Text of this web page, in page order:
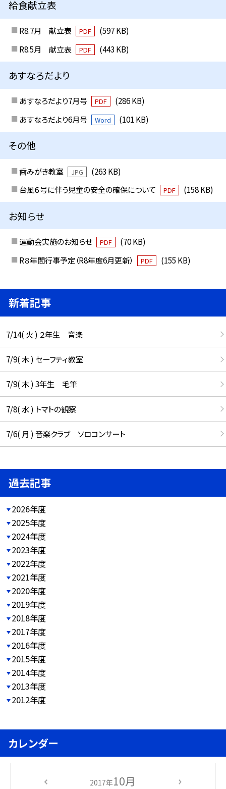
給食献立表
R8.7月 献立表 PDF
(597 KB)
R8.5月 献立表
PDF (443 KB)
あすなろだより
あすなろだより7月号 PDF
(286 KB)
あすなろだより6月号
Word (101 KB)
その他
歯みがき教室 JPG
(263 KB)
台風６号に伴う児童の安全の確保について
PDF (158 KB)
お知らせ
運動会実施のお知らせ PDF
(70 KB)
R８年間行事予定（R8年度6月更新）
PDF (155 KB)
新着記事
7/14( 火 ) ２年生 音楽
7/9( 木 ) セーフティ教室
7/9( 木 ) 3年生 毛筆
7/8( 水 ) トマトの観察
7/6( 月 ) 音楽クラブ ソロコンサート
過去記事
2026年度
2025年度
2024年度
2023年度
2022年度
2021年度
2020年度
2019年度
2018年度
2017年度
2016年度
2015年度
2014年度
2013年度
2012年度
カレンダー
2017年10月